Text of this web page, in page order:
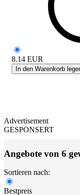
8.14 EUR
In den Warenkorb
Advertisement
GESPONSERT
Angebote von 6
Sortieren nach:
Bestpreis